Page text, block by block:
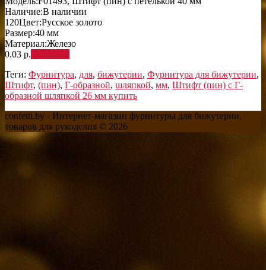
Наличие:В наличии
120Цвет:Русское золото
Размер:40 мм
Материал:Железо
0.03 р.
Теги: Фурнитура, для, бижутерии, Фурнитура для бижутерии,
Штифт, (пин), Г-образной, шляпкой, мм, Штифт (пин) с Г-
образной шляпкой 26 мм купить
confetti.by - Интернет-магазин фурнитуры для бижутерии,
товаров для рукоделия © 2026